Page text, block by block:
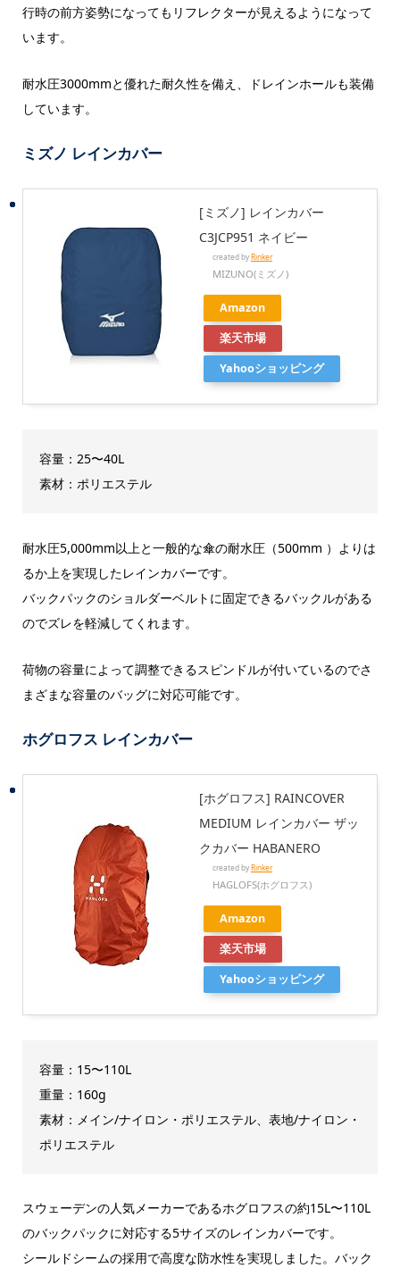
行時の前方姿勢になってもリフレクターが見えるようになって
います。
耐水圧3000mmと優れた耐久性を備え、ドレインホールも装備
しています。
ミズノ レインカバー
[ミズノ] レインカバー
C3JCP951 ネイビー
created by Rinker
MIZUNO(ミズノ)
Amazon
楽天市場
Yahooショッピング
容量：25〜40L
素材：ポリエステル
耐水圧5,000mm以上と一般的な傘の耐水圧（500mm ）よりは
るか上を実現したレインカバーです。
バックパックのショルダーベルトに固定できるバックルがある
のでズレを軽減してくれます。
荷物の容量によって調整できるスピンドルが付いているのでさ
まざまな容量のバッグに対応可能です。
ホグロフス レインカバー
[ホグロフス] RAINCOVER
MEDIUM レインカバー ザッ
クカバー HABANERO
created byRinker
HAGLOFS(ホグロフス)
Amazon
楽天市場
Yahooショッピング
容量：15〜110L
重量：160g
素材：メイン/ナイロン・ポリエステル、表地/ナイロン・
ポリエステル
スウェーデンの人気メーカーであるホグロフスの約15L〜110L
のバックパックに対応する5サイズのレインカバーです。
シールドシームの採用で高度な防水性を実現しました。バック